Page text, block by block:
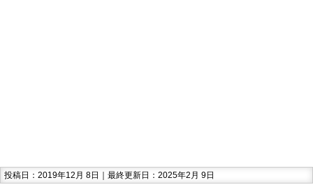
投稿日：2019年12月 8日｜最終更新日：2025年2月 9日